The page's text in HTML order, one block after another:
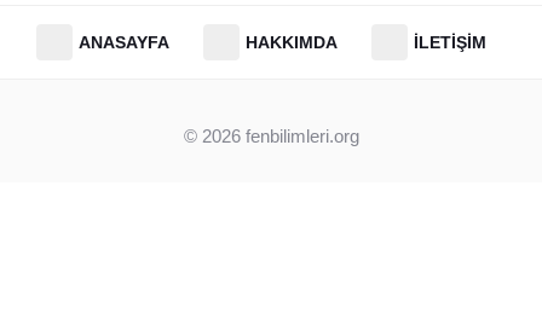
ANASAYFA HAKKIMDA İLETIŞIM
© 2026 fenbilimleri.org